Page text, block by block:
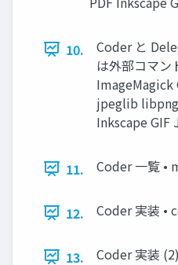
10.
Coder と
は外部コマン
jpeglib
Inkscape GIF
11. Coder 一覧 •
12. Coder 実装 •
13.
Coder 実装